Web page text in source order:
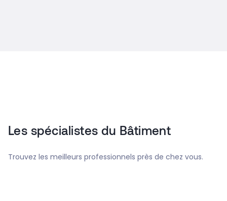
Les spécialistes du Bâtiment
Trouvez les meilleurs professionnels près de chez vous.